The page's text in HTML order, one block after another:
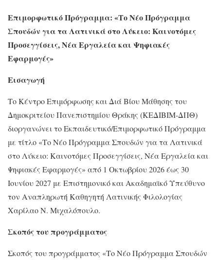
Επιμορφωτικό Πρόγραμμα: «Το Νέο Πρόγραμμα
Σπουδών για τα Λατινικά στο Λύκειο: Καινοτόμες
Προσεγγίσεις, Νέα Εργαλεία και Ψηφιακές
Εφαρμογές»
Εισαγωγή
Το Κέντρο Επιμόρφωσης και Διά Βίου Μάθησης του
Δημοκριτείου Πανεπιστημίου Θράκης (ΚΕΔΙΒΙΜ-ΔΠΘ)
διοργανώνει το Εκπαιδευτικό/Επιμορφωτικό Πρόγραμμα
με τίτλο «Το Νέο Πρόγραμμα Σπουδών για τα Λατινικά
στο Λύκειο: Καινοτόμες Προσεγγίσεις, Νέα Εργαλεία και
Ψηφιακές Εφαρμογές» από 1 Οκτωβρίου 2026 έως 30
Ιουνίου 2027 με Επιστημονικό και Ακαδημαϊκό Υπεύθυνο
τον Αναπληρωτή Καθηγητή Λατινικής Φιλολογίας
Χαρίλαο Ν. Μιχαλόπουλο.
Σκοπός του προγράμματος
Σκοπός του προγράμματος «Το Νέο Πρόγραμμα Σπουδών